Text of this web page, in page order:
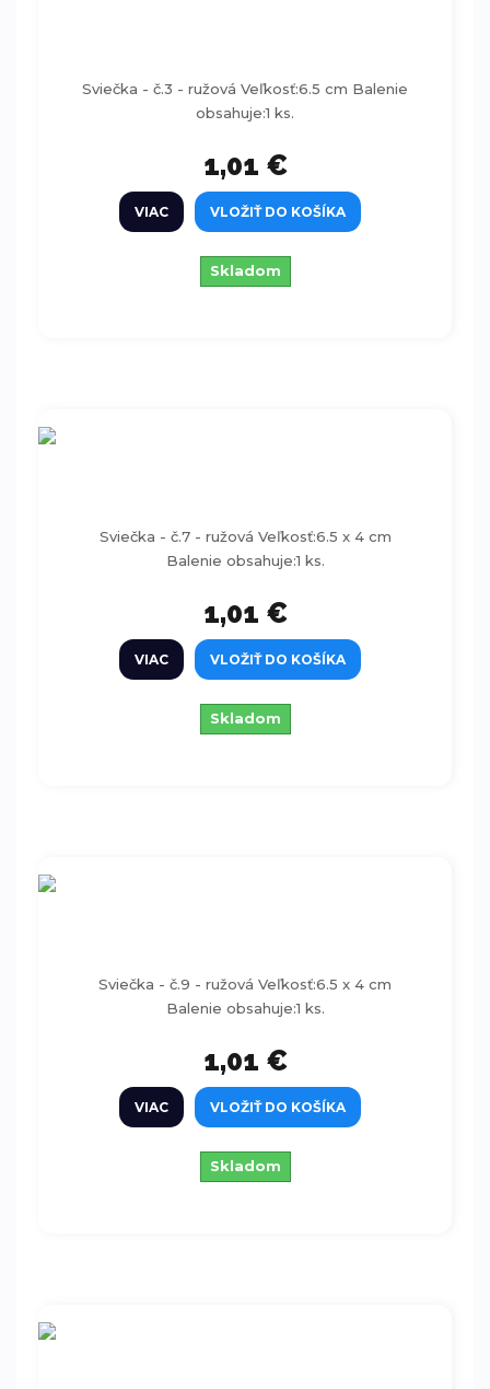
Sviečka - č.3 - ružová Veľkosť:6.5 cm Balenie
obsahuje:1 ks.
1,01 €
VIAC VLOŽIŤ DO KOŠÍKA
Skladom
Sviečka - č.7 - ružová Veľkosť:6.5 x 4 cm
Balenie obsahuje:1 ks.
1,01 €
VIAC VLOŽIŤ DO KOŠÍKA
Skladom
Sviečka - č.9 - ružová Veľkosť:6.5 x 4 cm
Balenie obsahuje:1 ks.
1,01 €
VIAC VLOŽIŤ DO KOŠÍKA
Skladom